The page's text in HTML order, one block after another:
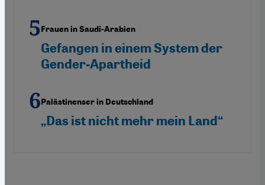
Frauen in Saudi-Arabien
Gefangen in einem System der
Gender-Apartheid
Palästinenser in Deutschland
„Das ist nicht mehr mein Land“